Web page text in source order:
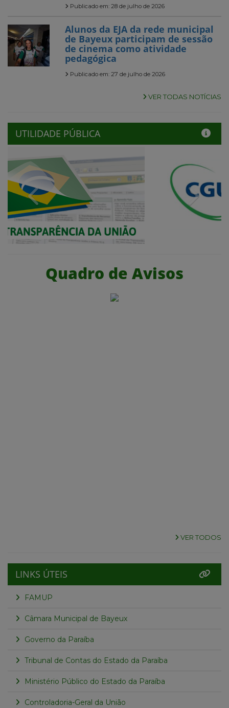
Publicado em: 28 de julho de 2026
Alunos da EJA da rede municipal
de Bayeux participam de sessão
de cinema como atividade
pedagógica
Publicado em: 27 de julho de 2026
VER TODAS NOTÍCIAS
UTILIDADE PÚBLICA
Previous Next
Quadro de Avisos
VER TODOS
LINKS ÚTEIS
FAMUP
Câmara Municipal de Bayeux
Governo da Paraíba
Tribunal de Contas do Estado da Paraíba
Ministério Público do Estado da Paraíba
Controladoria-Geral da União